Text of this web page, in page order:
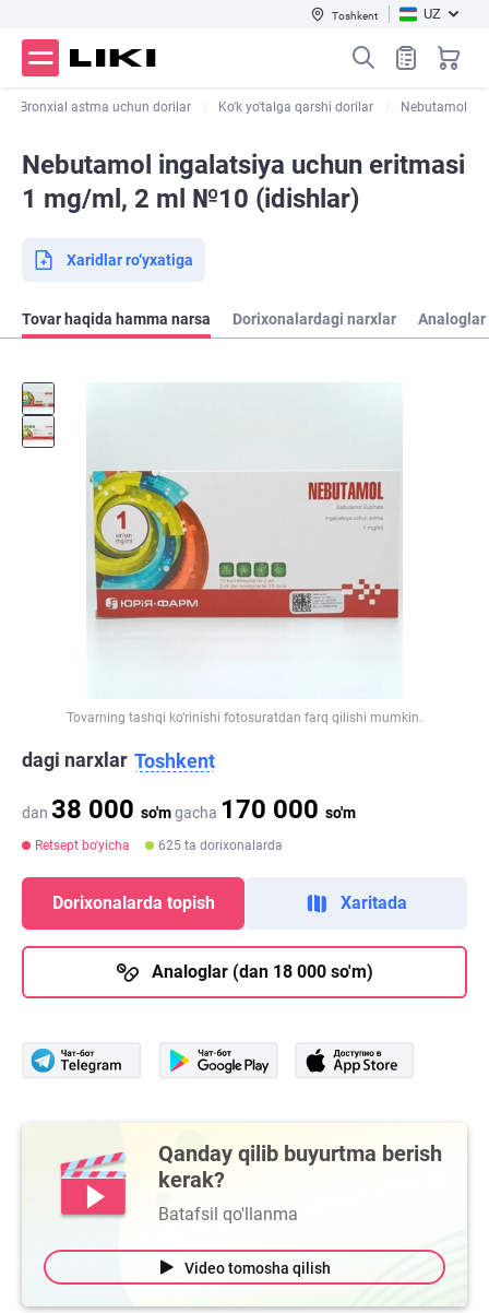
Toshkent UZ
Bronxial astma uchun dorilar Ko'k yo'talga qarshi dorilar Nebutamol
Nebutamol ingalatsiya uchun eritmasi
1 mg/ml, 2 ml №10 (idishlar)
Xaridlar ro‘yxatiga
Tovar haqida hamma narsa Dorixonalardagi narxlar Analoglar
Tovarning tashqi ko‘rinishi fotosuratdan farq qilishi mumkin.
dagi narxlar Toshkent
dan 38 000 so'mgacha 170 000 so'm
Retsept bo'yicha 625 ta dorixonalarda
Dorixonalarda topish Xaritada
Analoglar (dan 18 000 so'm)
Qanday qilib buyurtma berish
kerak?
Batafsil qo'llanma
Video tomosha qilish